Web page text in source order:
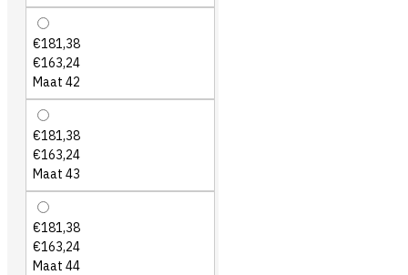
€181,38
€163,24
Maat 42
€181,38
€163,24
Maat 43
€181,38
€163,24
Maat 44